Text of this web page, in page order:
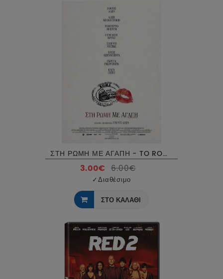
ΣΤΗ ΡΩΜΗ ΜΕ ΑΓΑΠΗ - TO ROME WITH LOVE DVD USED
3.00€ 6.00€
✓Διαθέσιμο
ΣΤΟ ΚΑΛΑΘΙ